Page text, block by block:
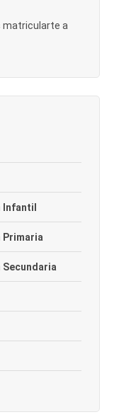
matricularte a
Primaria